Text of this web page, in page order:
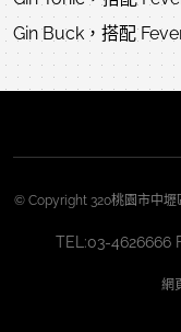
Gin Buck，搭配
© Copyright 320桃園市中壢
TEL:03-4626666
網